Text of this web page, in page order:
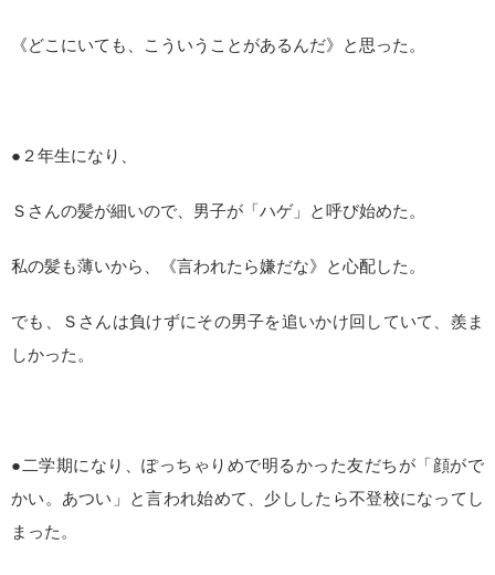
《どこにいても、こういうことがあるんだ》と思った。
●２年生になり、
Ｓさんの髪が細いので、男子が「ハゲ」と呼び始めた。
私の髪も薄いから、《言われたら嫌だな》と心配した。
でも、Ｓさんは負けずにその男子を追いかけ回していて、羨ま
しかった。
●二学期になり、ぽっちゃりめで明るかった友だちが「顔がで
かい。あつい」と言われ始めて、少ししたら不登校になってし
まった。